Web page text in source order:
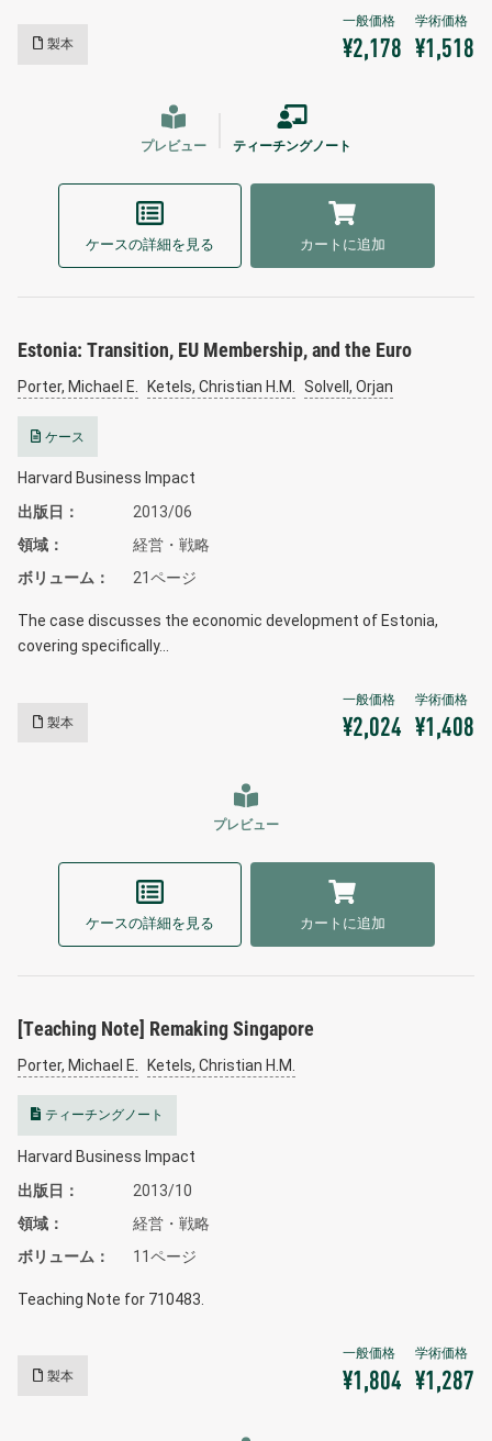
製本 ¥2,178 ¥1,518
プレビュー ティーチングノート
ケースの詳細を見る カートに追加
Estonia: Transition, EU Membership, and the Euro
Porter, Michael E. Ketels, Christian H.M. Solvell, Orjan
ケース
Harvard Business Impact
出版日
2013/06
領域
経営・戦略
ボリューム
21ページ
The case discusses the economic development of Estonia,
covering specifically…
製本 ¥2,024 ¥1,408
プレビュー
ケースの詳細を見る カートに追加
[Teaching Note] Remaking Singapore
Porter, Michael E. Ketels, Christian H.M.
ティーチングノート
Harvard Business Impact
出版日
2013/10
領域
経営・戦略
ボリューム
11ページ
Teaching Note for 710483.
製本 ¥1,804 ¥1,287